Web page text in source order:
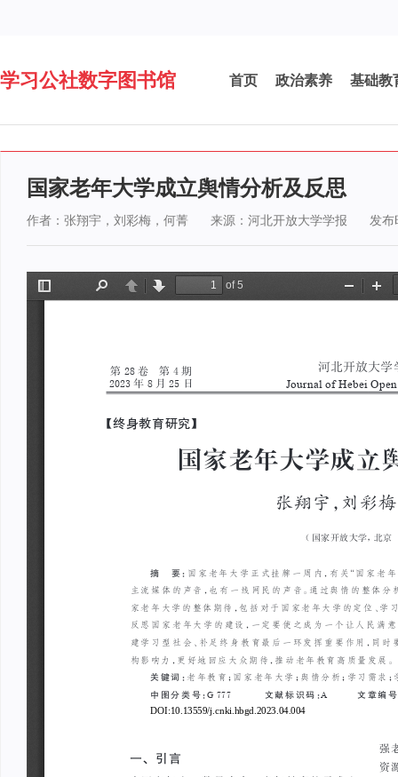
学习公社数字图书馆 首页 政治素养 基础教
国家老年大学成立舆情分析及反思
作者：张翔宇，刘彩梅，何菁 来源：河北开放大学学报 发布